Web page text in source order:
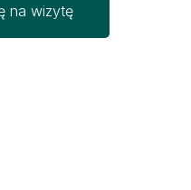
na wizytę